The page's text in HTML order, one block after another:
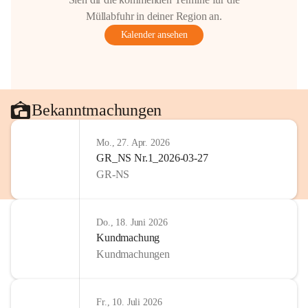
Müllabfuhr in deiner Region an.
Kalender ansehen
Bekanntmachungen
Mo., 27. Apr. 2026
GR_NS Nr.1_2026-03-27
GR-NS
Do., 18. Juni 2026
Kundmachung
Kundmachungen
Fr., 10. Juli 2026